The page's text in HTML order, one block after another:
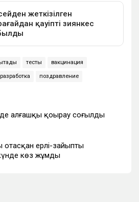
тесты вакцинация
разработка поздравление
алғашқы қоңырау соғылды
ерлі-зайыпты
көз жұмды